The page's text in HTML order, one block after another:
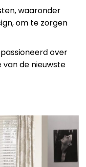
waaronder
om te zorgen
over
van de nieuwste